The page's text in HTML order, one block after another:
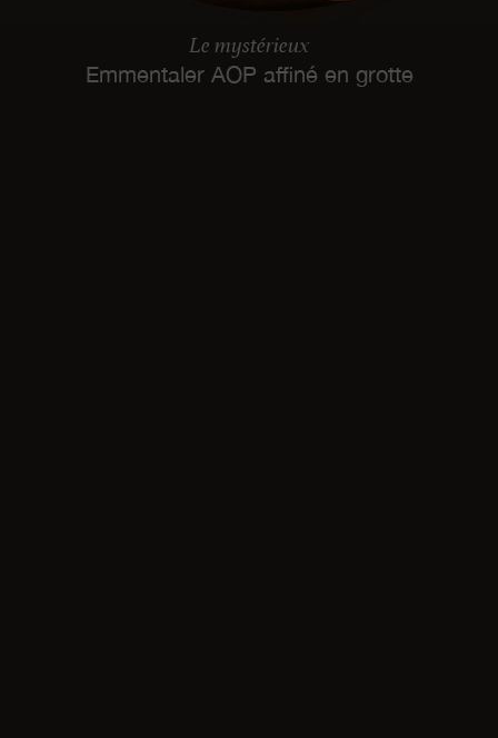
Le mystérieux
Emmentaler AOP affiné en grotte